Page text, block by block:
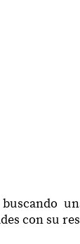
buscando
con su